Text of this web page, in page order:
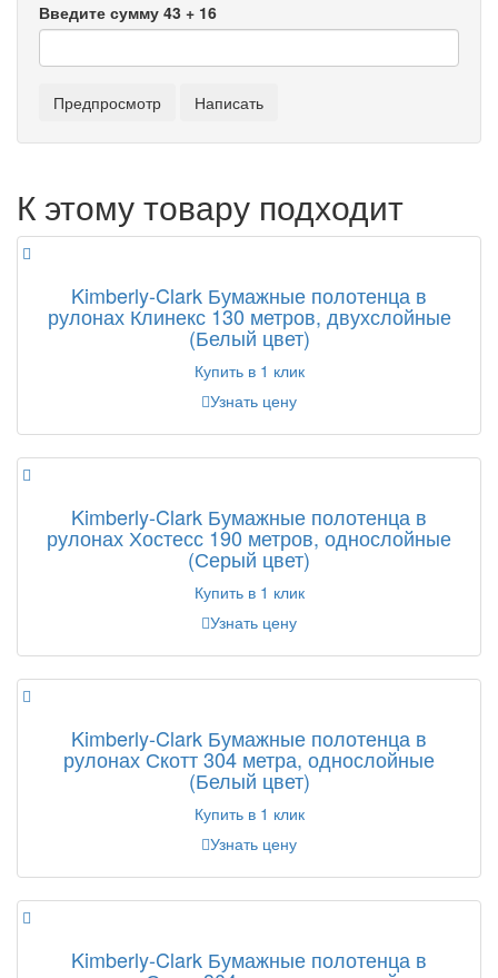
Введите сумму 43 + 16
К этому товару подходит
Kimberly-Clark Бумажные полотенца в
рулонах Клинекс 130 метров, двухслойные
(Белый цвет)
Купить в 1 клик
Узнать цену
Kimberly-Clark Бумажные полотенца в
рулонах Хостесс 190 метров, однослойные
(Серый цвет)
Купить в 1 клик
Узнать цену
Kimberly-Clark Бумажные полотенца в
рулонах Скотт 304 метра, однослойные
(Белый цвет)
Купить в 1 клик
Узнать цену
Kimberly-Clark Бумажные полотенца в